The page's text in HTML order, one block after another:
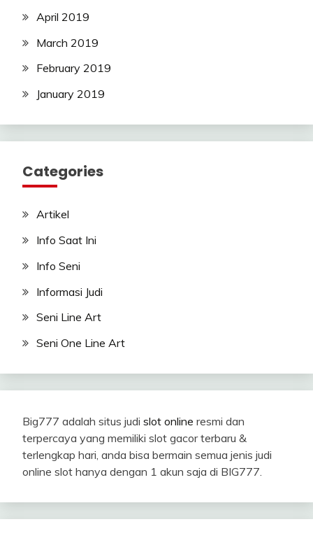
April 2019
March 2019
February 2019
January 2019
Categories
Artikel
Info Saat Ini
Info Seni
Informasi Judi
Seni Line Art
Seni One Line Art
Big777 adalah situs judi slot online resmi dan
terpercaya yang memiliki slot gacor terbaru &
terlengkap hari, anda bisa bermain semua jenis judi
online slot hanya dengan 1 akun saja di BIG777.